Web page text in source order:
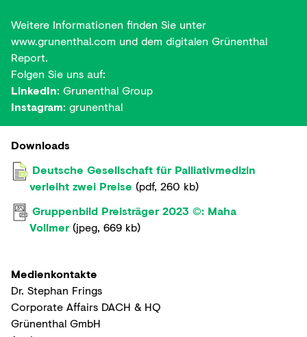
Weitere Informationen finden Sie unter
www.grunenthal.com und dem digitalen Grünenthal
Report.
Folgen Sie uns auf:
LinkedIn: Grunenthal Group
Instagram: grunenthal
Downloads
Deutsche Gesellschaft für Palliativmedizin
verleiht zwei Preise (pdf, 260 kb)
Gruppenbild Preisträger 2023 ©: Maha
Vollmer(jpeg, 669 kb)
Medienkontakte
Dr. Stephan Frings
Corporate Affairs DACH & HQ
Grünenthal GmbH